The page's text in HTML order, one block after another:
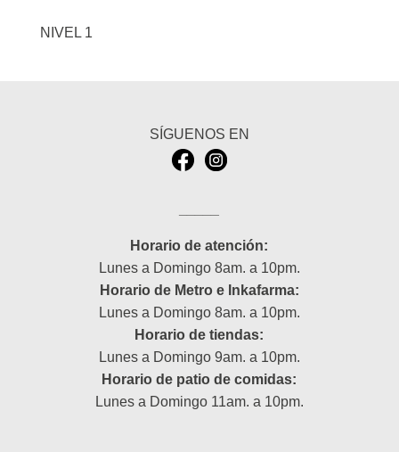
NIVEL 1
SÍGUENOS EN
Horario de atención:
Lunes a Domingo 8am. a 10pm.
Horario de Metro e Inkafarma:
Lunes a Domingo 8am. a 10pm.
Horario de tiendas:
Lunes a Domingo 9am. a 10pm.
Horario de patio de comidas:
Lunes a Domingo 11am. a 10pm.